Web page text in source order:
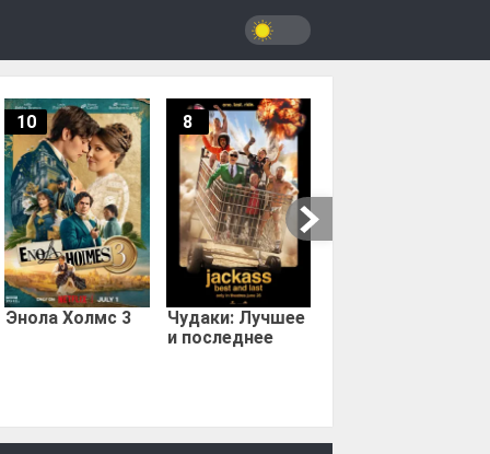
Энола Холмс 3
10
Чудаки: Лучшее
и последнее
8